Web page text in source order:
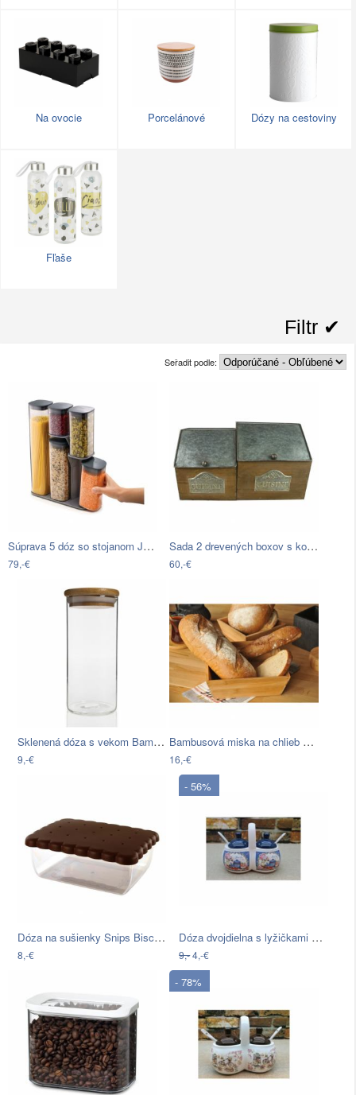
Na ovocie Porcelánové Dózy na cestoviny
Fľaše
Filtr ✔︎
Seřadit podle:
Súprava 5 dóz so stojanom Joseph Joseph…
79,-€
Sada 2 drevených boxov s kovovým vekom…
60,-€
Sklenená dóza s vekom Bambum Bolla, 450…
9,-€
Bambusová miska na chlieb Solly, 19 cm
16,-€
Dóza na sušienky Snips Biscuit, 2,7 l
8,-€
- 56%
Dóza dvojdielna s lyžičkami FRESH TEA
9,-4,-€
- 78%